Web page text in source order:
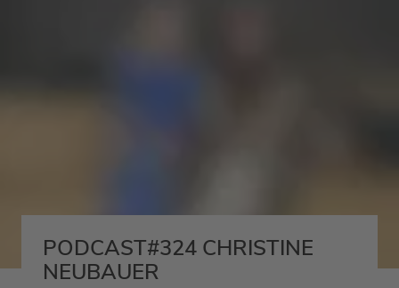
PODCAST#324 CHRISTINE
NEUBAUER